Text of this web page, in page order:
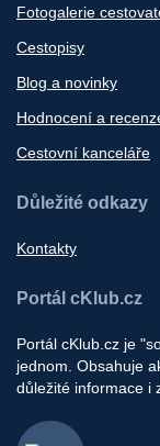
Fotogalerie
Cestopisy
Blog a novinky
Hodnocení a
Cestovní kanceláře
Důležité odkazy
Kontakty
Portál cKlub.cz
Portál cKlub.cz je
jednom. Obsahuje
důležité informace i